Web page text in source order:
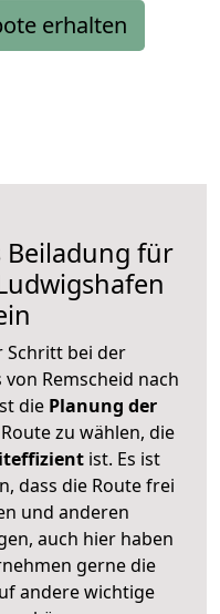
erhalten
Beiladung für
Schritt bei der
Remscheid nach
diePlanung der
zu wählen, die
ist. Es ist
dass die Route frei
und anderen
auch hier haben
gerne die
andere wichtige